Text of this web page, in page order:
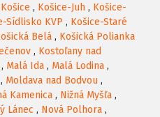
Košice , Košice-Juh , Košice-
Sídlisko KVP , Košice-Staré
Belá , Košická Polianka
, Kostoľany nad
, Malá Ida , Malá Lodina ,
, Moldava nad Bodvou ,
Kamenica , Nižná Myšľa ,
Lánec , Nová Polhora ,